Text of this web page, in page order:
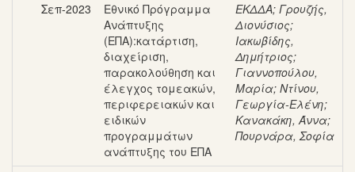
Σεπ-2023
Εθνικό Πρόγραμμα
Ανάπτυξης
(ΕΠΑ):κατάρτιση,
διαχείριση,
παρακολούθηση και
έλεγχος τομεακών,
περιφερειακών και
ειδικών
προγραμμάτων
ανάπτυξης του ΕΠΑ
ΕΚΔΔΑ; Γρουζής,
Διονύσιος;
Ιακωβίδης,
Δημήτριος;
Γιαννοπούλου,
Μαρία; Ντίνου,
Γεωργία-Ελένη;
Κανακάκη, Άννα;
Πουρνάρα, Σοφία